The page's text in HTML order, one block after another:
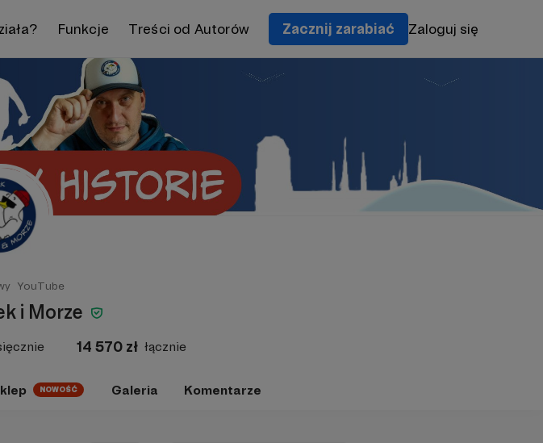
Funkcje Treści od Autorów Zacznij zarabiać Zaloguj się
YouTube
i Morze
14 570 zł łącznie
NOWOŚĆ Galeria Komentarze